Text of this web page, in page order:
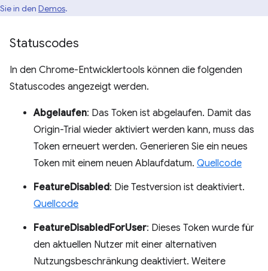
Sie in den Demos.
Statuscodes
In den Chrome-Entwicklertools können die folgenden
Statuscodes angezeigt werden.
Abgelaufen: Das Token ist abgelaufen. Damit das
Origin-Trial wieder aktiviert werden kann, muss das
Token erneuert werden. Generieren Sie ein neues
Token mit einem neuen Ablaufdatum. Quellcode
FeatureDisabled: Die Testversion ist deaktiviert.
Quellcode
FeatureDisabledForUser: Dieses Token wurde für
den aktuellen Nutzer mit einer alternativen
Nutzungsbeschränkung deaktiviert. Weitere